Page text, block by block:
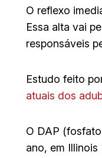
O reflexo
Essa alta vai
responsáveis
Estudo feito
atuais dos
O DAP
ano, em